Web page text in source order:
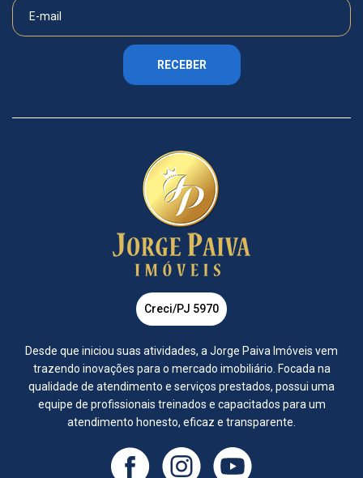
RECEBER
Creci/PJ 5970
Desde que iniciou suas atividades, a Jorge Paiva Imóveis vem
trazendo inovações para o mercado imobiliário. Focada na
qualidade de atendimento e serviços prestados, possui uma
equipe de profissionais treinados e capacitados para um
atendimento honesto, eficaz e transparente.